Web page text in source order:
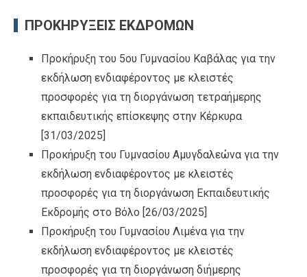
ΠΡΟΚΗΡΥΞΕΙΣ ΕΚΔΡΟΜΩΝ
Προκήρυξη του 5ου Γυμνασίου Καβάλας για την
εκδήλωση ενδιαφέροντος με κλειστές
προσφορές για τη διοργάνωση τετραήμερης
εκπαιδευτικής επίσκεψης στην Κέρκυρα
[31/03/2025]
Προκήρυξη του Γυμνασίου Αμυγδαλεώνα για την
εκδήλωση ενδιαφέροντος με κλειστές
προσφορές για τη διοργάνωση Εκπαιδευτικής
Εκδρομής στο Βόλο [26/03/2025]
Προκήρυξη του Γυμνασίου Λιμένα για την
εκδήλωση ενδιαφέροντος με κλειστές
προσφορές για τη διοργάνωση διήμερης